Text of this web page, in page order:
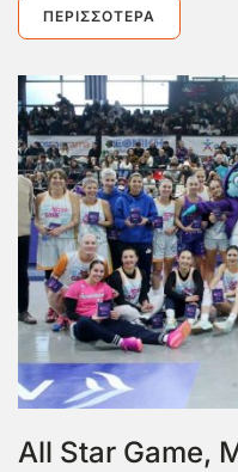
ΠΕΡΙΣΣΌΤΕΡΑ
All Star Game,